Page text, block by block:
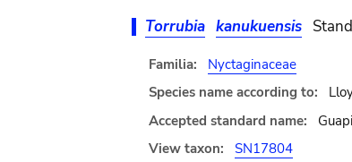
Torrubia kanukuensis
Familia:
Nyctaginaceae
Species name according to:
Accepted standard name:
View taxon:
SN17804